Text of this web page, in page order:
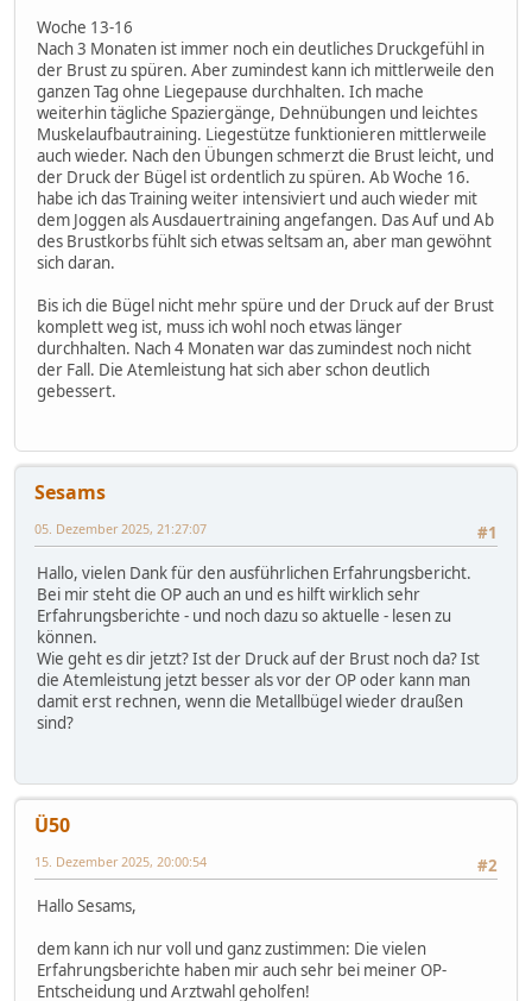
Woche 13-16
Nach 3 Monaten ist immer noch ein deutliches Druckgefühl in
der Brust zu spüren. Aber zumindest kann ich mittlerweile den
ganzen Tag ohne Liegepause durchhalten. Ich mache
weiterhin tägliche Spaziergänge, Dehnübungen und leichtes
Muskelaufbautraining. Liegestütze funktionieren mittlerweile
auch wieder. Nach den Übungen schmerzt die Brust leicht, und
der Druck der Bügel ist ordentlich zu spüren. Ab Woche 16.
habe ich das Training weiter intensiviert und auch wieder mit
dem Joggen als Ausdauertraining angefangen. Das Auf und Ab
des Brustkorbs fühlt sich etwas seltsam an, aber man gewöhnt
sich daran.
Bis ich die Bügel nicht mehr spüre und der Druck auf der Brust
komplett weg ist, muss ich wohl noch etwas länger
durchhalten. Nach 4 Monaten war das zumindest noch nicht
der Fall. Die Atemleistung hat sich aber schon deutlich
gebessert.
Sesams
#1
05. Dezember 2025, 21:27:07
Hallo, vielen Dank für den ausführlichen Erfahrungsbericht.
Bei mir steht die OP auch an und es hilft wirklich sehr
Erfahrungsberichte - und noch dazu so aktuelle - lesen zu
können.
Wie geht es dir jetzt? Ist der Druck auf der Brust noch da? Ist
die Atemleistung jetzt besser als vor der OP oder kann man
damit erst rechnen, wenn die Metallbügel wieder draußen
sind?
Ü50
#2
15. Dezember 2025, 20:00:54
Hallo Sesams,
dem kann ich nur voll und ganz zustimmen: Die vielen
Erfahrungsberichte haben mir auch sehr bei meiner OP-
Entscheidung und Arztwahl geholfen!